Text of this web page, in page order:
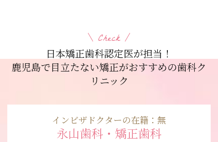
Check
日本矯正歯科認定医が担当！
鹿児島で目立たない矯正がおすすめの歯科ク
リニック
インビザドクターの在籍：無
永山歯科・矯正歯科